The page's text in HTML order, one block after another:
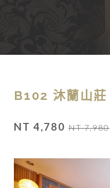
B102 沐蘭山莊
NT 4,780 NT 7,980